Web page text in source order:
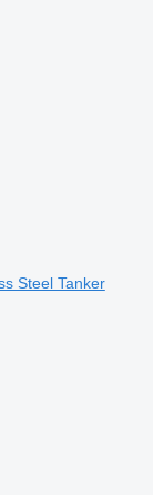
Steel Tanker